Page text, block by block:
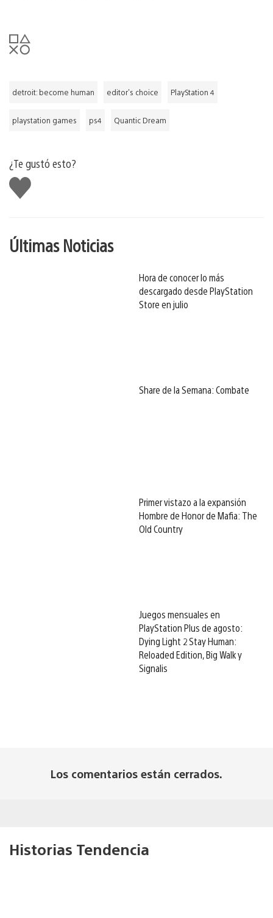
detroit: become human editor's choice PlayStation 4
playstation games ps4 Quantic Dream
¿Te gustó esto?
Me
gusta
Últimas Noticias
Hora de conocer lo más
descargado desde PlayStation
Store en julio
Share de la Semana: Combate
Primer vistazo a la expansión
Hombre de Honor de Mafia: The
Old Country
Juegos mensuales en
PlayStation Plus de agosto:
Dying Light 2 Stay Human:
Reloaded Edition, Big Walk y
Signalis
Los comentarios están cerrados.
Historias Tendencia